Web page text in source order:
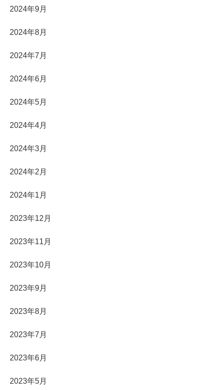
2024年9月
2024年8月
2024年7月
2024年6月
2024年5月
2024年4月
2024年3月
2024年2月
2024年1月
2023年12月
2023年11月
2023年10月
2023年9月
2023年8月
2023年7月
2023年6月
2023年5月